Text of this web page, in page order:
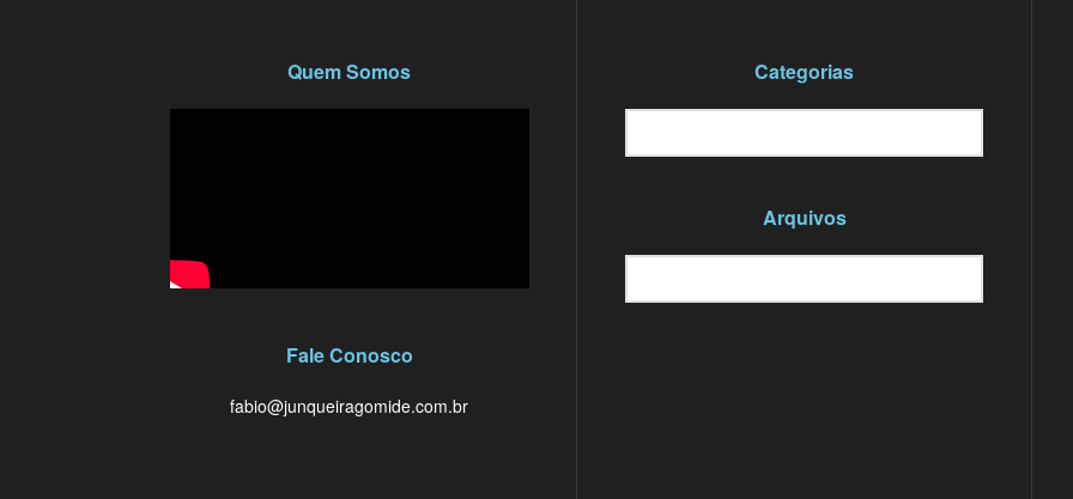
Quem Somos
Fale Conosco
fabio@junqueiragomide.com.br
Categorias
Arquivos